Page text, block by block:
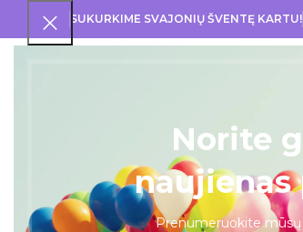
Norite
naujienas
Prenumeruokite mūsų
SUKURKIME SVAJONIŲ ŠVENTĘ KARTU!